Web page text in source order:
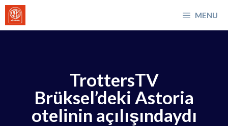
İçeriğe
atla
MENU
TrottersTV
Brüksel’deki Astoria
otelinin açılışındaydı